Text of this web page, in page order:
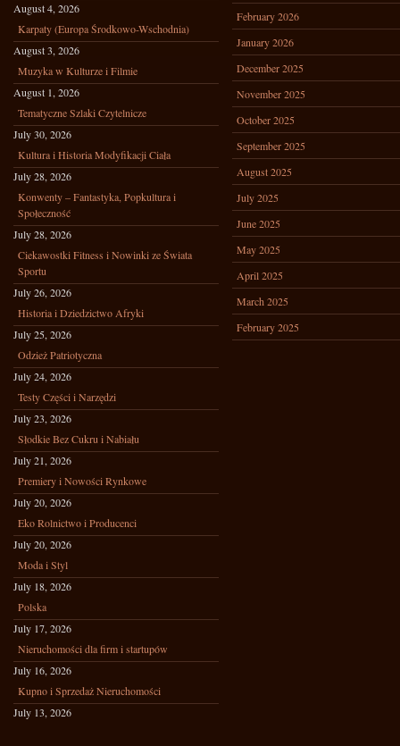
August 4, 2026
Karpaty (Europa Środkowo-Wschodnia)
August 3, 2026
Muzyka w Kulturze i Filmie
August 1, 2026
Tematyczne Szlaki Czytelnicze
July 30, 2026
Kultura i Historia Modyfikacji Ciała
July 28, 2026
Konwenty – Fantastyka, Popkultura i
Społeczność
July 28, 2026
Ciekawostki Fitness i Nowinki ze Świata
Sportu
July 26, 2026
Historia i Dziedzictwo Afryki
July 25, 2026
Odzież Patriotyczna
July 24, 2026
Testy Części i Narzędzi
July 23, 2026
Słodkie Bez Cukru i Nabiału
July 21, 2026
Premiery i Nowości Rynkowe
July 20, 2026
Eko Rolnictwo i Producenci
July 20, 2026
Moda i Styl
July 18, 2026
Polska
July 17, 2026
Nieruchomości dla firm i startupów
July 16, 2026
Kupno i Sprzedaż Nieruchomości
July 13, 2026
February 2026
January 2026
December 2025
November 2025
October 2025
September 2025
August 2025
July 2025
June 2025
May 2025
April 2025
March 2025
February 2025